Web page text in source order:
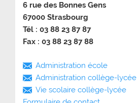
6 rue des Bonnes Gens
67000 Strasbourg
Tél : 03 88 23 87 87
Fax : 03 88 23 87 88
Administration école
Administration collège-lycée
Vie scolaire collège-lycée